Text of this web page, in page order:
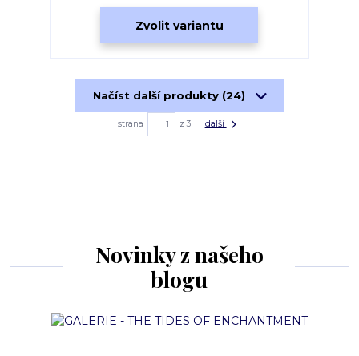
Zvolit variantu
Načíst další produkty (24)
strana z 3 další
Novinky z našeho
blogu